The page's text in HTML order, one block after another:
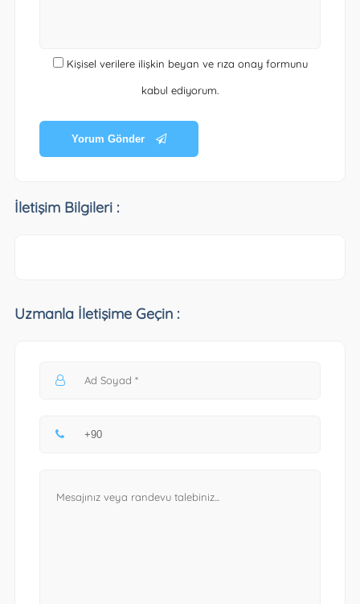
Kişisel verilere ilişkin beyan ve rıza onay formunu
kabul ediyorum.
Yorum Gönder
İletişim Bilgileri :
Uzmanla İletişime Geçin :